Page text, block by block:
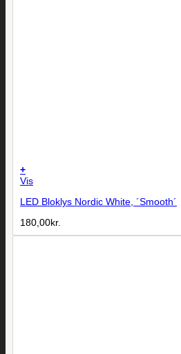
+
Vis
LED Bloklys Nordic White, ´Smooth´
180,00kr.